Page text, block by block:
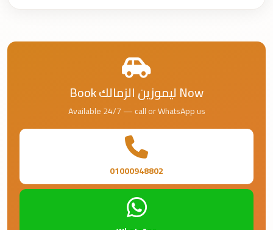
Book ليموزين الزمالك Now
Available 24/7 — call or WhatsApp us
01000948802
from
Service